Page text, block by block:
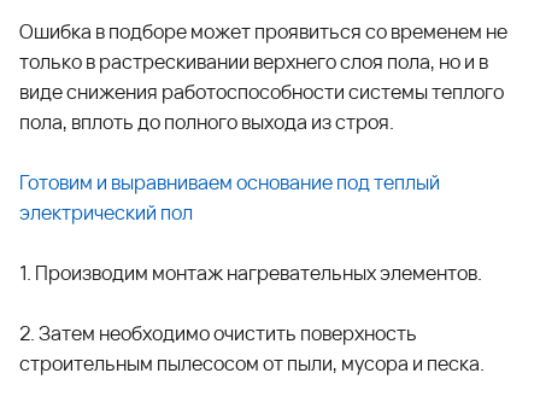
Ошибка в подборе может проявиться со временем не
только в растрескивании верхнего слоя пола, но и в
виде снижения работоспособности системы теплого
пола, вплоть до полного выхода из строя.
Готовим и выравниваем основание под теплый
электрический пол
1. Производим монтаж нагревательных элементов.
2. Затем необходимо очистить поверхность
строительным пылесосом от пыли, мусора и песка.